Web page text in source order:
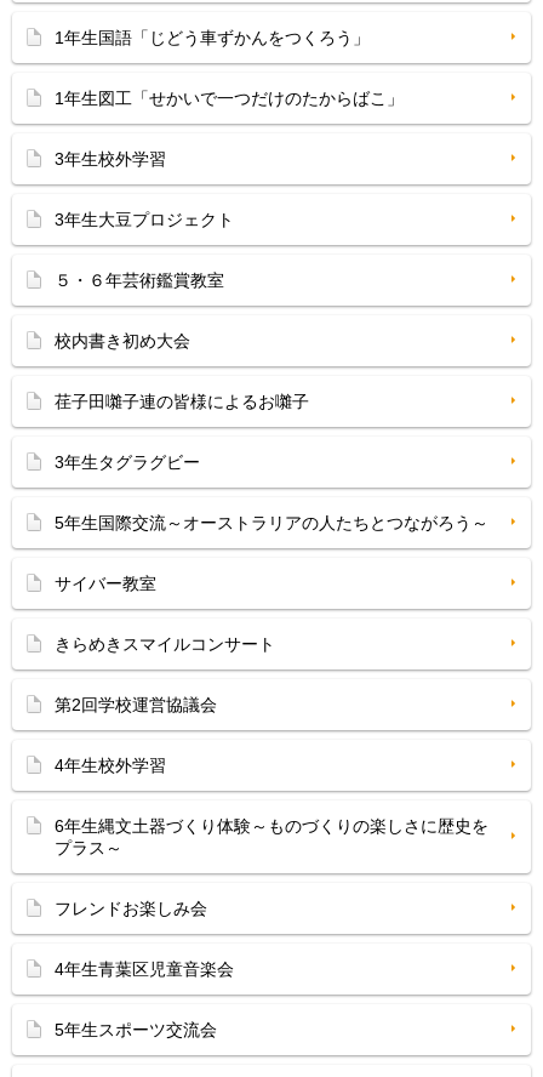
1年生国語「じどう車ずかんをつくろう」
1年生図工「せかいで一つだけのたからばこ」
3年生校外学習
3年生大豆プロジェクト
５・６年芸術鑑賞教室
校内書き初め大会
荏子田囃子連の皆様によるお囃子
3年生タグラグビー
5年生国際交流～オーストラリアの人たちとつながろう～
サイバー教室
きらめきスマイルコンサート
第2回学校運営協議会
4年生校外学習
6年生縄文土器づくり体験～ものづくりの楽しさに歴史を
プラス～
フレンドお楽しみ会
4年生青葉区児童音楽会
5年生スポーツ交流会